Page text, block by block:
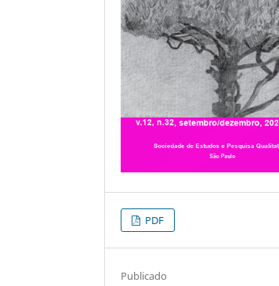
PDF
Publicado